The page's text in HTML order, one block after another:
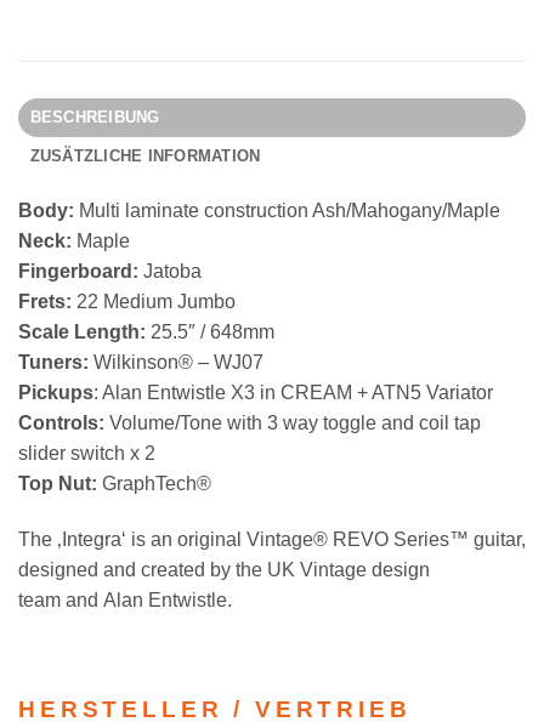
BESCHREIBUNG
ZUSÄTZLICHE INFORMATION
Body: Multi laminate construction Ash/Mahogany/Maple
Neck: Maple
Fingerboard: Jatoba
Frets: 22 Medium Jumbo
Scale Length: 25.5″ / 648mm
Tuners: Wilkinson® – WJ07
Pickups: Alan Entwistle X3 in CREAM + ATN5 Variator
Controls: Volume/Tone with 3 way toggle and coil tap
slider switch x 2
Top Nut: GraphTech®
The ‚Integra‘ is an original Vintage® REVO Series™ guitar,
designed and created by the UK Vintage design
team and Alan Entwistle.
HERSTELLER / VERTRIEB